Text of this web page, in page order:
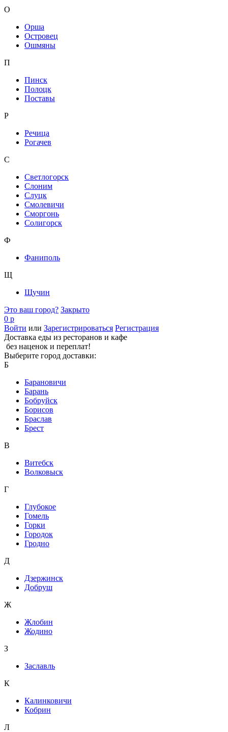
О
Орша
Островец
Ошмяны
П
Пинск
Полоцк
Поставы
Р
Речица
Рогачев
С
Светлогорск
Слоним
Слуцк
Смолевичи
Сморгонь
Солигорск
Ф
Фаниполь
Щ
Щучин
Это ваш город? Закрыто
0 р
Войти или Зарегистрироваться Регистрация
Доставка еды из ресторанов и кафе
без наценок и переплат!
Выберите город доставки:
Б
Барановичи
Барань
Бобруйск
Борисов
Браслав
Брест
В
Витебск
Волковыск
Г
Глубокое
Гомель
Горки
Городок
Гродно
Д
Дзержинск
Добруш
Ж
Жлобин
Жодино
З
Заславль
К
Калинковичи
Кобрин
Л